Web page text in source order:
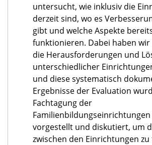
untersucht, wie inklusiv die
derzeit sind, wo es
gibt und welche Aspekte
funktionieren. Dabei haben wir
die Herausforderungen und
unterschiedlicher
und diese systematisch
Ergebnisse der Evaluation
Fachtagung der
Familienbildungseinrichtungen
vorgestellt und diskutiert, um
zwischen den Einrichtungen